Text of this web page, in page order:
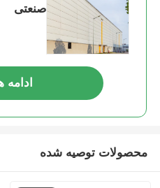
صنعتی
ادامه
محصولات توصیه شده